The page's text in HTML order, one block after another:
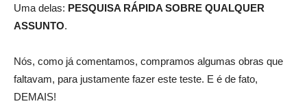
Uma delas: PESQUISA RÁPIDA SOBRE QUALQUER
ASSUNTO.
Nós, como já comentamos, compramos algumas obras que
faltavam, para justamente fazer este teste. E é de fato,
DEMAIS!